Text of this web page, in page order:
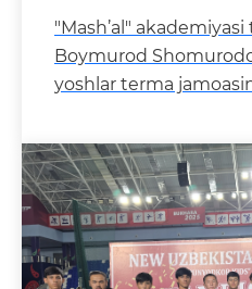
"Mash’al"
Boymurod
yoshlar terma